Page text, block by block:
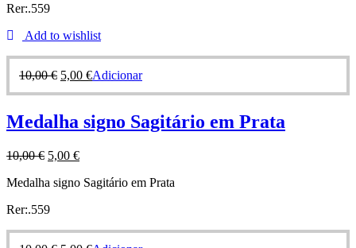
Rer:.559
Add to wishlist
10,00€ 5,00 €Adicionar
Medalha signo Sagitário em Prata
10,00€ 5,00 €
Medalha signo Sagitário em Prata
Rer:.559